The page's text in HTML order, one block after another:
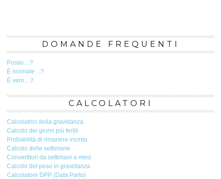
DOMANDE FREQUENTI
Posso…?
È normale…?
È vero…?
CALCOLATORI
Calcolatrici della gravidanza
Calcolo dei giorni più fertili
Probabilità di rimanere incinta
Calcolo delle settimane
Convertitori da settimani a mesi
Calcolo del peso in gravidanza
Calcolatore DPP (Data Parto)